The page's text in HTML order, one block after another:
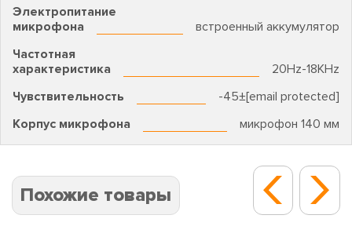
Электропитание
микрофона
встроенный аккумулятор
Частотная
характеристика
20Hz-18KHz
Чувствительность
-45±[email protected]
Корпус микрофона
микрофон 140 мм
Похожие товары